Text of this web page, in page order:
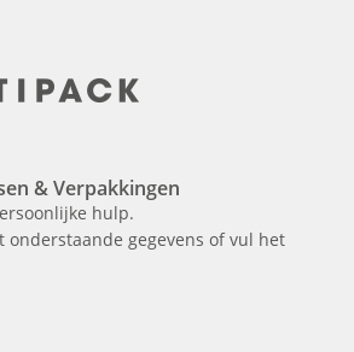
& Verpakkingen
hulp.
onderstaande gegevens of vul het